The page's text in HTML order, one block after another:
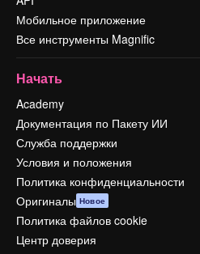
Мобильное приложение
Все инструменты Magnific
Начать
Academy
Документация по Пакету ИИ
Служба поддержки
Условия и положения
Политика конфиденциальности
Оригиналы Новое
Политика файлов cookie
Центр доверия